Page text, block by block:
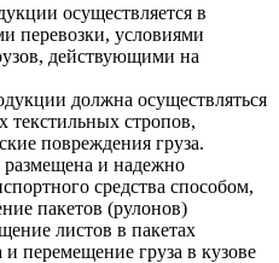
осуществляется в
перевозки, условиями
действующими на
должна осуществляться
текстильных стропов,
повреждения груза.
и надежно
средства способом,
пакетов (рулонов)
листов в пакетах
и перемещение груза в кузове